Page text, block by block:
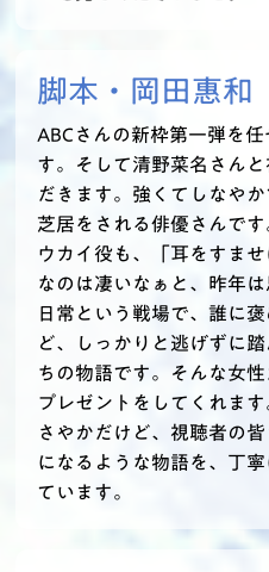
脚本・ 岡田惠和
ABCさんの新枠第一弾を
す。そして清野菜名さん
だきます。強くてしなや
芝居をされる俳優さんで
ウカイ役も、「耳をすま
なのは凄いなぁと、昨年は
日常という戦場で、誰に
ど、しっかりと逃げずに
ちの物語です。そんな女
プレゼントをしてくれま
さやかだけど、視聴者の
になるような物語を、丁
ています。